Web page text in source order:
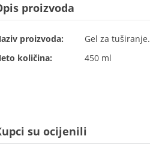
proizvoda
proizvoda:
Gel za tuširanje.
količina:
450 ml
su ocijenili